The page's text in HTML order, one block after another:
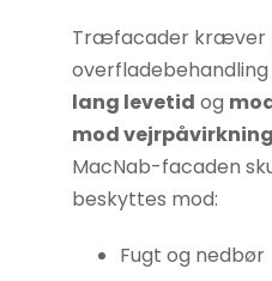
Træfacader kræver
lang levetid og
mod
MacNab-facaden
beskyttes mod:
Fugt og nedbør
hjemmeside
skal fungere
så godt som
muligt under
dit besøg.
Hvis du
nægter disse
forsvinder